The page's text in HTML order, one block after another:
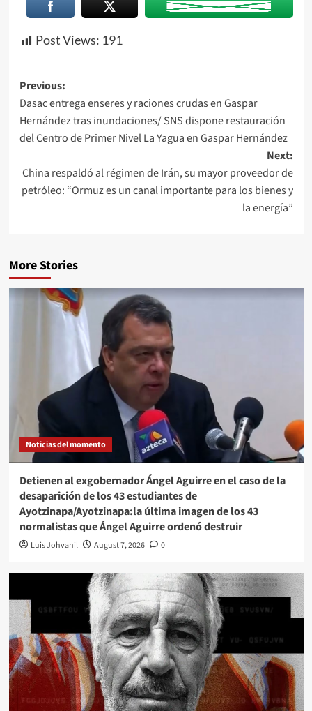
Post Views: 191
Previous:
Dasac entrega enseres y raciones crudas en Gaspar
Hernández tras inundaciones/ SNS dispone restauración
del Centro de Primer Nivel La Yagua en Gaspar Hernández
Next:
China respaldó al régimen de Irán, su mayor proveedor de
petróleo: “Ormuz es un canal importante para los bienes y
la energía”
More Stories
Noticias del momento
Detienen al exgobernador Ángel Aguirre en el caso de la
desaparición de los 43 estudiantes de
Ayotzinapa/Ayotzinapa:la última imagen de los 43
normalistas que Ángel Aguirre ordenó destruir
Luis Johvanil August 7, 2026 0